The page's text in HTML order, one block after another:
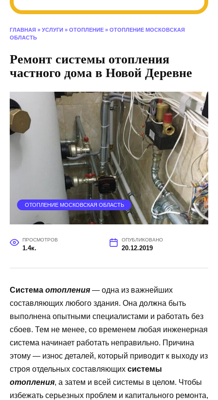
ГЛАВНАЯ » УСЛУГИ » ОТОПЛЕНИЕ » ОТОПЛЕНИЕ МОСКОВСКАЯ
ОБЛАСТЬ
Ремонт системы отопления
частного дома в Новой Деревне
ОТОПЛЕНИЕ МОСКОВСКАЯ ОБЛАСТЬ
ПРОСМОТРОВ
1.4к.
ОПУБЛИКОВАНО
20.12.2019
Система отопления — одна из важнейших
составляющих любого здания. Она должна быть
выполнена опытными специалистами и работать без
сбоев. Тем не менее, со временем любая инженерная
система начинает работать неправильно. Причина
этому — износ деталей, который приводит к выходу из
строя отдельных составляющих системы
отопления, а затем и всей системы в целом. Чтобы
избежать серьезных проблем и капитального ремонта,